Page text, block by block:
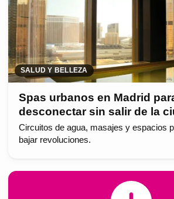
SALUD Y BELLEZA
Spas urbanos en Madrid
desconectar sin salir de la
Circuitos de agua, masajes y espacios
bajar revoluciones.